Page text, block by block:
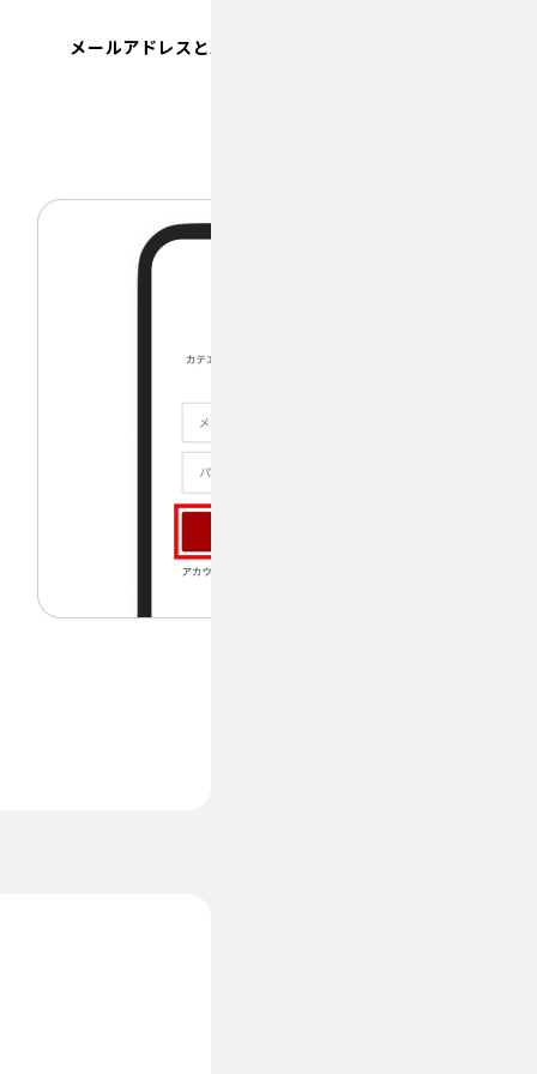
メールアドレスとパスワードを入力し新規登録をタップ